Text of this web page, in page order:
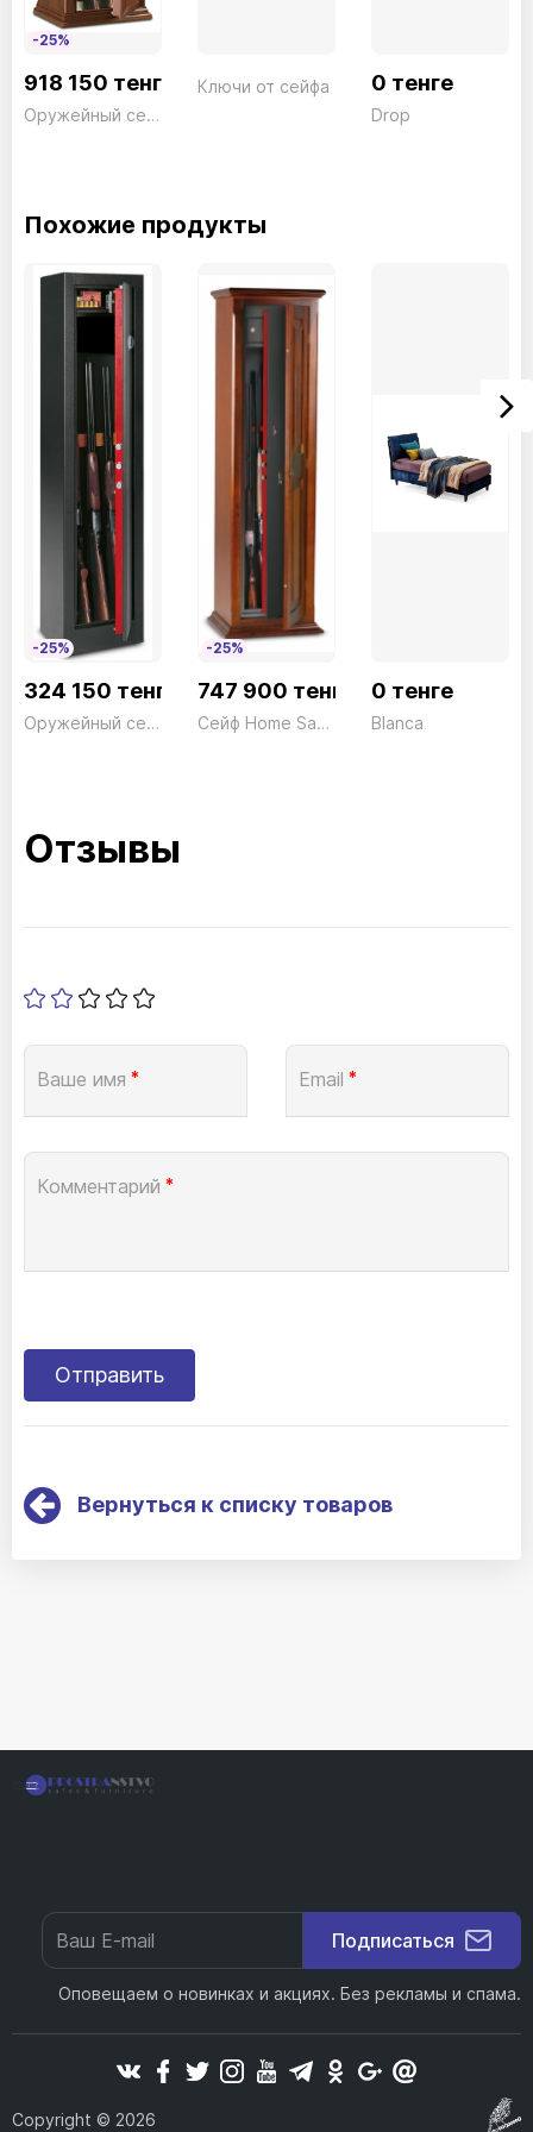
-25%
918 150 тенге
Оружейный сейф Evolution EHC/1500FT Ключ дерево 7 стволов Technomax 100кг
Ключи от сейфа 0 тенге
Drop
Похожие продукты
-25%
324 150 тенге
Оружейный сейф Home safe HS/400SCE Электронный+ключ черный 7 стволов Technomax 54кг
-25%
747 900 тенге
Сейф Home Safe HS/400LK Ключ дерево 7 стволов Technomax 70кг
0 тенге
Blanca
Отзывы
Ваше имя * Email *
Комментарий *
Вернуться к списку товаров
Подписаться
Оповещаем о новинках и акциях. Без рекламы и спама.
Copyright © 2026